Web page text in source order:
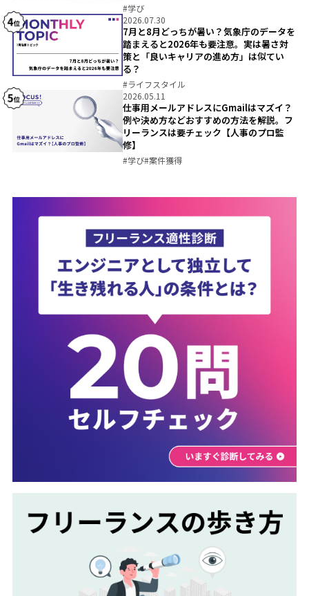
#学び
2026.07.30
7月と8月どっちが暑い？気象庁のデータを
踏まえると2026年も要注意。実は暑さ対
策と「良いキャリアの進め方」は似てい
る？
#ライフスタイル
2026.05.11
仕事用メールアドレスにGmailはマズイ？
例や決め方などおすすめの方法を解説。フ
リーランスは要チェック【人事のプロ監
修】
#学び#案件獲得